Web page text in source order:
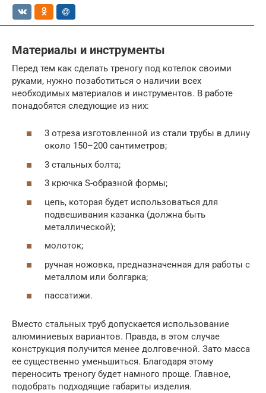
Материалы и инструменты
Перед тем как сделать треногу под котелок своими
руками, нужно позаботиться о наличии всех
необходимых материалов и инструментов. В работе
понадобятся следующие из них:
3 отреза изготовленной из стали трубы в длину
около 150–200 сантиметров;
3 стальных болта;
3 крючка S-образной формы;
цепь, которая будет использоваться для
подвешивания казанка (должна быть
металлической);
молоток;
ручная ножовка, предназначенная для работы с
металлом или болгарка;
пассатижи.
Вместо стальных труб допускается использование
алюминиевых вариантов. Правда, в этом случае
конструкция получится менее долговечной. Зато масса
ее существенно уменьшиться. Благодаря этому
переносить треногу будет намного проще. Главное,
подобрать подходящие габариты изделия.